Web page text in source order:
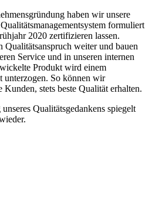
haben wir unsere
formuliert
2020 zertifizieren lassen.
Qualitätsanspruch weiter und bauen
Service und in unseren internen
Produkt wird einem
unterzogen. So können wir
Kunden, stets beste Qualität erhalten.
Qualitätsgedankens spiegelt